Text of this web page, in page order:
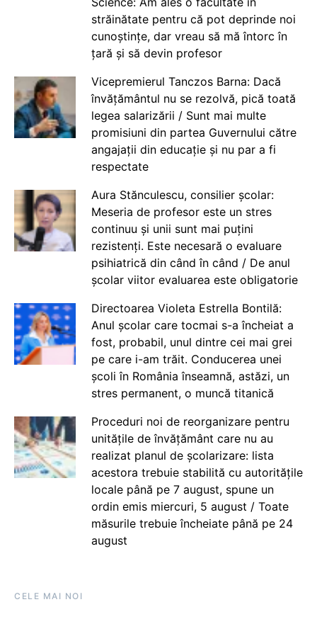
străinătate pentru că pot deprinde noi
cunoștințe, dar vreau să mă întorc în
țară și să devin profesor
Vicepremierul Tanczos Barna: Dacă
învățământul nu se rezolvă, pică toată
legea salarizării / Sunt mai multe
promisiuni din partea Guvernului către
angajații din educație și nu par a fi
respectate
Aura Stănculescu, consilier școlar:
Meseria de profesor este un stres
continuu și unii sunt mai puțini
rezistenți. Este necesară o evaluare
psihiatrică din când în când / De anul
școlar viitor evaluarea este obligatorie
Directoarea Violeta Estrella Bontilă:
Anul școlar care tocmai s-a încheiat a
fost, probabil, unul dintre cei mai grei
pe care i-am trăit. Conducerea unei
școli în România înseamnă, astăzi, un
stres permanent, o muncă titanică
Proceduri noi de reorganizare pentru
unitățile de învățământ care nu au
realizat planul de școlarizare: lista
acestora trebuie stabilită cu autoritățile
locale până pe 7 august, spune un
ordin emis miercuri, 5 august / Toate
măsurile trebuie încheiate până pe 24
august
CELE MAI NOI